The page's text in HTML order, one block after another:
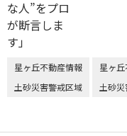
星ヶ丘不動産情報 星ヶ
土砂災害警戒区域
土砂